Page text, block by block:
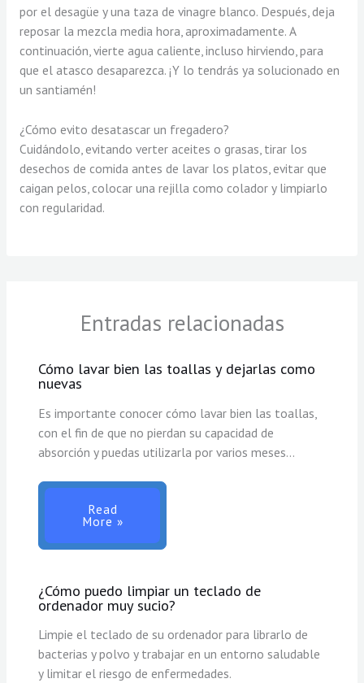
por el desagüe y una taza de vinagre blanco. Después, deja
reposar la mezcla media hora, aproximadamente. A
continuación, vierte agua caliente, incluso hirviendo, para
que el atasco desaparezca. ¡Y lo tendrás ya solucionado en
un santiamén!
¿Cómo evito desatascar un fregadero?
Cuidándolo, evitando verter aceites o grasas, tirar los
desechos de comida antes de lavar los platos, evitar que
caigan pelos, colocar una rejilla como colador y limpiarlo
con regularidad.
Entradas relacionadas
Cómo lavar bien las toallas y dejarlas como
nuevas
Es importante conocer cómo lavar bien las toallas,
con el fin de que no pierdan su capacidad de
absorción y puedas utilizarla por varios meses…
Read
More »
¿Cómo puedo limpiar un teclado de
ordenador muy sucio?
Limpie el teclado de su ordenador para librarlo de
bacterias y polvo y trabajar en un entorno saludable
y limitar el riesgo de enfermedades.